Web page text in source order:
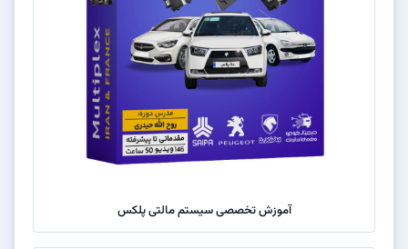
آموزش تخصصی سیستم مالتی پلکس